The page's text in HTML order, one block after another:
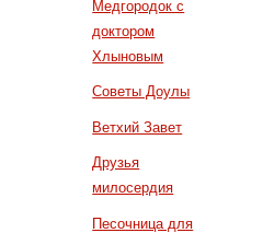
Медгородок с
доктором
Хлыновым
Советы Доулы
Ветхий Завет
Друзья
милосердия
Песочница для